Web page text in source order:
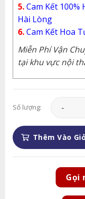
5.Cam Kết 100%
Hài Lòng
6.Cam Kết Hoa
Miễn Phí Vận
tại khu vực nội
Số lượng: Hoa
Thêm Vào
Gọi